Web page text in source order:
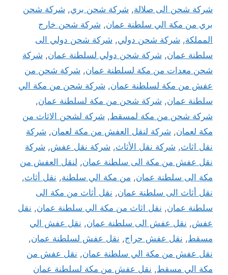
شركة شحن الى صلالة, شركة شحن بري, شركة شحن
بري من مكة الي سلطنة عمان, شركة شحن خارج
المملكة, شركة شحن دولي, شركة شحن دولي الى
سلطنة عمان, شركة شحن دولي لسلطنة عمان, شركة
شحن معدات من مكة لسلطنة عمان, شركة شحن من
عفش من مكة لسلطنة عمان, شركة شحن من مكة الي
سلطنة عمان, شركة شحن من مكة لسلطنة عمان,
شركة شحن من مكة لمسقط, شركة لشحن الاثاث من
مكة لعمان, شركة لنقل العفش من مكة لعمان, شركة
نقل اثاث, شركة نقل الأثاث, شركة نقل عفش, شركة
نقل عفش من مكة الى سلطنة عمان, لنقل العفش من
مكة الى سلطنة عمان, من مكة الي سلطنة, نقل أثاث,
نقل أثاث الى سلطنة عمان, نقل أثاث من مكة الى
سلطنة عمان, نقل اثاث من مكة الي سلطنة عمان, نقل
عفش, نقل عفش الى سلطنة عمان, نقل عفش الي
مسقط, نقل عفش حراج, نقل عفش لسلطنة عمان,
نقل عفش من مكة الي سلطنة عمان, نقل عفش من
مكة الي مسقط, نقل عفش من مكة لسلطنة عمان